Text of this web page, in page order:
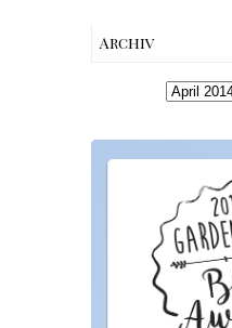
Archiv